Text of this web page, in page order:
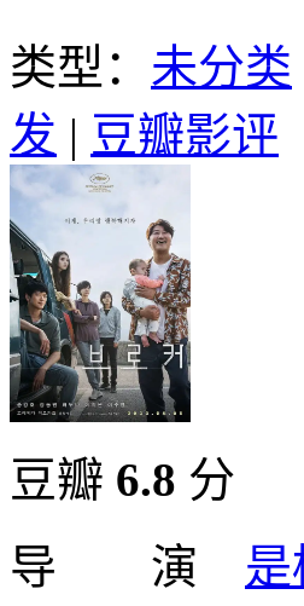
类型： 未分类
发 | 豆瓣影评
豆瓣 6.8 分
导 演 是